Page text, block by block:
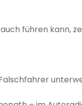
führen kann,